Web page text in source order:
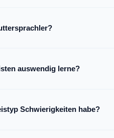
auswendig lerne?
Schwierigkeiten habe?